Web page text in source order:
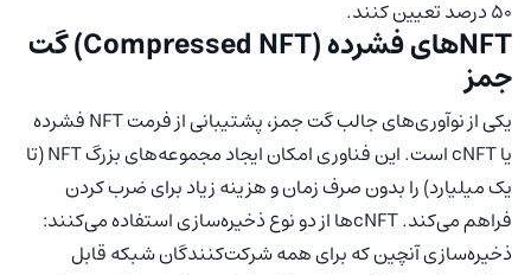
50 درصد تعیین کنند.
NFTهای فشرده (Compressed NFT) گت
جمز
یکی از نوآوری‌های جالب گت جمز، پشتیبانی از فرمت NFT فشرده
یا cNFT است. این فناوری امکان ایجاد مجموعه‌های بزرگ NFT (تا
یک میلیارد) را بدون صرف زمان و هزینه زیاد برای ضرب کردن
فراهم می‌کند. cNFTها از دو نوع ذخیره‌سازی استفاده می‌کنند:
ذخیره‌سازی آنچین که برای همه شرکت‌کنندگان شبکه قابل